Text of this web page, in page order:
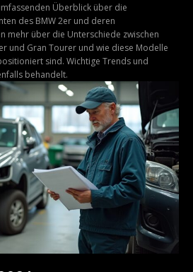
Überblick über die
des BMW 2er und deren
mehr über die Unterschiede zwischen
und Gran Tourer und wie diese Modelle
sind. Wichtige Trends und
behandelt.